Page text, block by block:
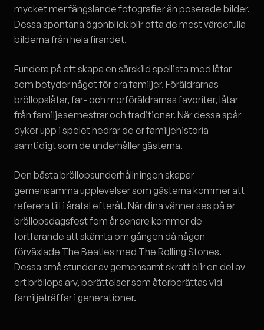
mycket mer fängslande fotografier än poserade bilder.
Dessa spontana ögonblick blir ofta de mest värdefulla
bilderna från hela firandet.
Fundera på att skapa en särskild spellista med låtar
som betyder något för era familjer. Föräldrarnas
bröllopslåtar, far- och morföräldrarnas favoriter, låtar
från familjesemestrar och traditioner. När dessa spår
dyker upp i spelet hedrar de er familjehistoria
samtidigt som de underhåller gästerna.
Den bästa bröllopsunderhållningen skapar
gemensamma upplevelser som gästerna kommer att
referera till i åratal efteråt. När dina vänner ses på er
bröllopsdagsfest fem år senare kommer de
fortfarande att skämta om gången då någon
förväxlade The Beatles med The Rolling Stones.
Dessa små stunder av gemensamt skratt blir en del av
ert bröllops arv, berättelser som återberättas vid
familjeträffar i generationer.